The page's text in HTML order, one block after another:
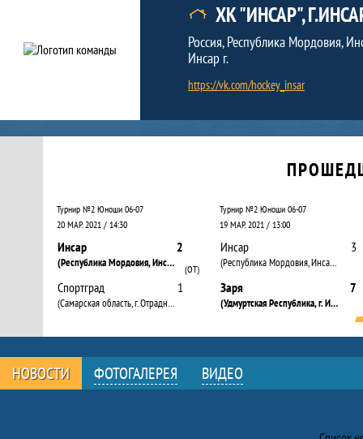
ХК "ИНСАР",
Россия, Республика Мордовия,
Инсар г.
https://vk.com/hockey_insar
Календарь прошедших и будущих матчей
Турнир №2 Юноши 06-07
20 МАР. 2021 / 14:30
Инсар
(Республика Мордовия, Инсар г.)
2
(ОТ)
Спортград
(Самарская область, г. Отрадный)
1
Турнир №2 Юноши 06-07
19 МАР. 2021 / 13:00
Инсар
(Республика Мордовия, Инсар г.)
3
Заря
(Удмуртская Республика, г. Ижевск)
7
НОВОСТИ ФОТОГАЛЕРЕЯ ВИДЕО